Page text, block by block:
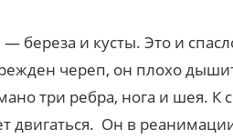
береза и кусты. Это и
череп, он плохо
три ребра, нога и шея. К
двигаться. Он в